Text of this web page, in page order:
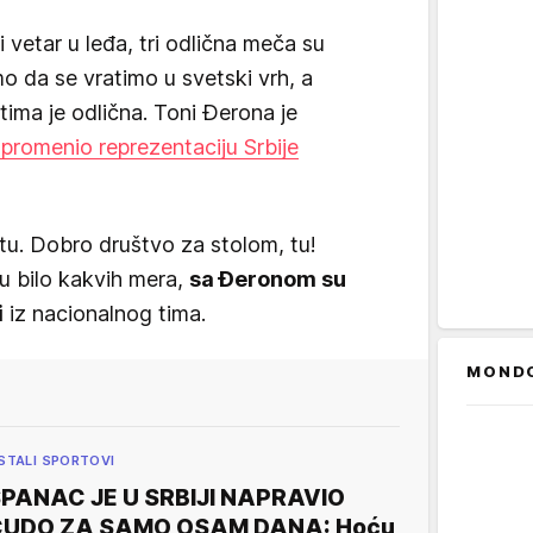
u leđa, tri odlična meča su
da se vratimo u svetski vrh, a
je odlična. Toni Đerona je
reprezentaciju Srbije
Dobro društvo za stolom, tu!
bilo kakvih mera, sa Đeronom su
iz nacionalnog tima.
SPORTOVI
JE U SRBIJI NAPRAVIO